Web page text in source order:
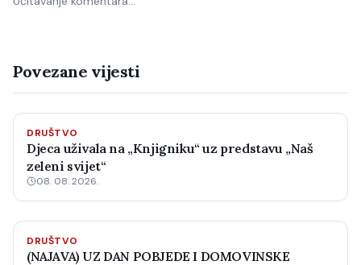
Povezane vijesti
DRUŠTVO
Djeca uživala na „Knjigniku“ uz predstavu „Naš
zeleni svijet“
08. 08. 2026.
DRUŠTVO
(NAJAVA) UZ DAN POBJEDE I DOMOVINSKE